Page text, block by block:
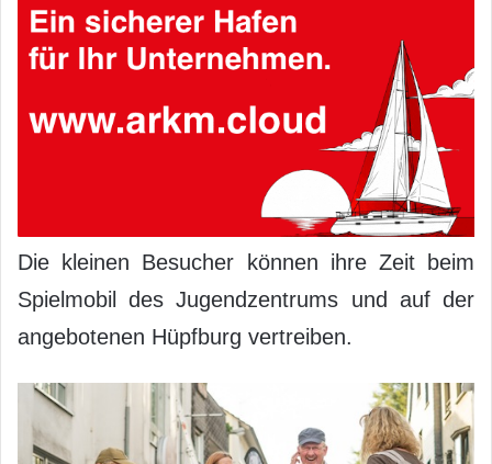
Die kleinen Besucher können ihre Zeit beim
Spielmobil des Jugendzentrums und auf der
angebotenen Hüpfburg vertreiben.